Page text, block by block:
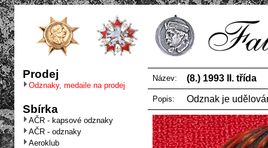
Prodej
Odznaky, medaile na prodej
Sbírka
AČR - kapsové odznaky
AČR - odznaky
Aeroklub
Název: (8.) 1993 II. třída
Popis: Odznak je